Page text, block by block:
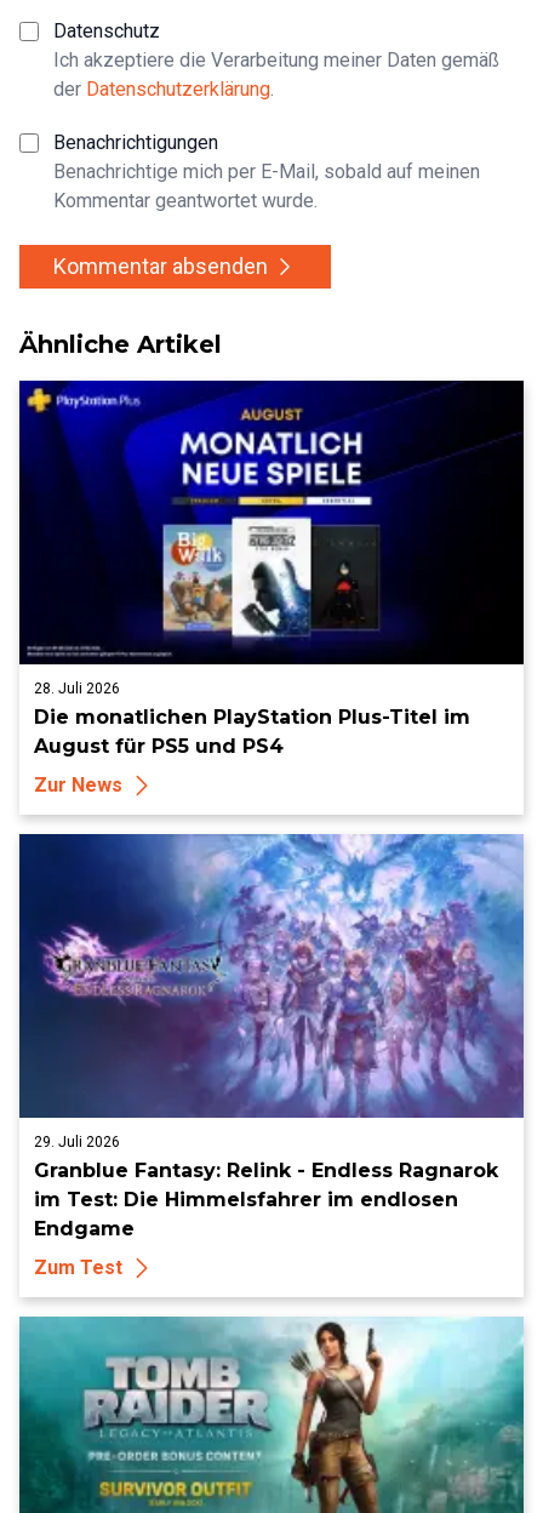
Datenschutz
Ich akzeptiere die Verarbeitung meiner Daten gemäß
der Datenschutzerklärung.
Benachrichtigungen
Benachrichtige mich per E-Mail, sobald auf meinen
Kommentar geantwortet wurde.
Kommentar absenden
Ähnliche Artikel
28. Juli 2026
Die monatlichen PlayStation Plus-Titel im
August für PS5 und PS4
Zur News
29. Juli 2026
Granblue Fantasy: Relink - Endless Ragnarok
im Test: Die Himmelsfahrer im endlosen
Endgame
Zum Test